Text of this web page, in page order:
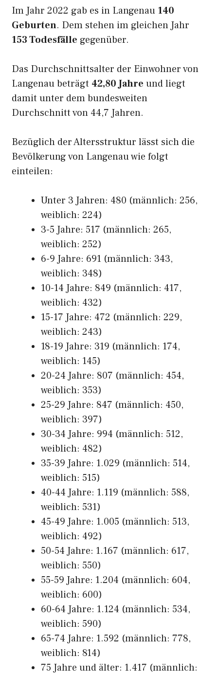
Im Jahr 2022 gab es in Langenau 140
Geburten. Dem stehen im gleichen Jahr
153 Todesfälle gegenüber.
Das Durchschnittsalter der Einwohner von
Langenau beträgt 42,80 Jahre und liegt
damit unter dem bundesweiten
Durchschnitt von 44,7 Jahren.
Bezüglich der Altersstruktur lässt sich die
Bevölkerung von Langenau wie folgt
einteilen:
Unter 3 Jahren: 480 (männlich: 256,
weiblich: 224)
3-5 Jahre: 517 (männlich: 265,
weiblich: 252)
6-9 Jahre: 691 (männlich: 343,
weiblich: 348)
10-14 Jahre: 849 (männlich: 417,
weiblich: 432)
15-17 Jahre: 472 (männlich: 229,
weiblich: 243)
18-19 Jahre: 319 (männlich: 174,
weiblich: 145)
20-24 Jahre: 807 (männlich: 454,
weiblich: 353)
25-29 Jahre: 847 (männlich: 450,
weiblich: 397)
30-34 Jahre: 994 (männlich: 512,
weiblich: 482)
35-39 Jahre: 1.029 (männlich: 514,
weiblich: 515)
40-44 Jahre: 1.119 (männlich: 588,
weiblich: 531)
45-49 Jahre: 1.005 (männlich: 513,
weiblich: 492)
50-54 Jahre: 1.167 (männlich: 617,
weiblich: 550)
55-59 Jahre: 1.204 (männlich: 604,
weiblich: 600)
60-64 Jahre: 1.124 (männlich: 534,
weiblich: 590)
65-74 Jahre: 1.592 (männlich: 778,
weiblich: 814)
75 Jahre und älter: 1.417 (männlich: